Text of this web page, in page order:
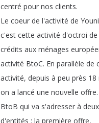
centré pour nos clients.
Le coeur de l'activité de
c'est cette activité d'octroi de
crédits aux ménages
activité BtoC. En parallèle de
activité, depuis à peu près 18
on a lancé une nouvelle offre.
BtoB qui va s'adresser à deux
d'entités : la première offre,